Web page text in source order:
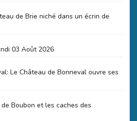
de Brie niché dans un écrin de
03 Août 2026
Le Château de Bonneval ouvre ses
Boubon et les caches des